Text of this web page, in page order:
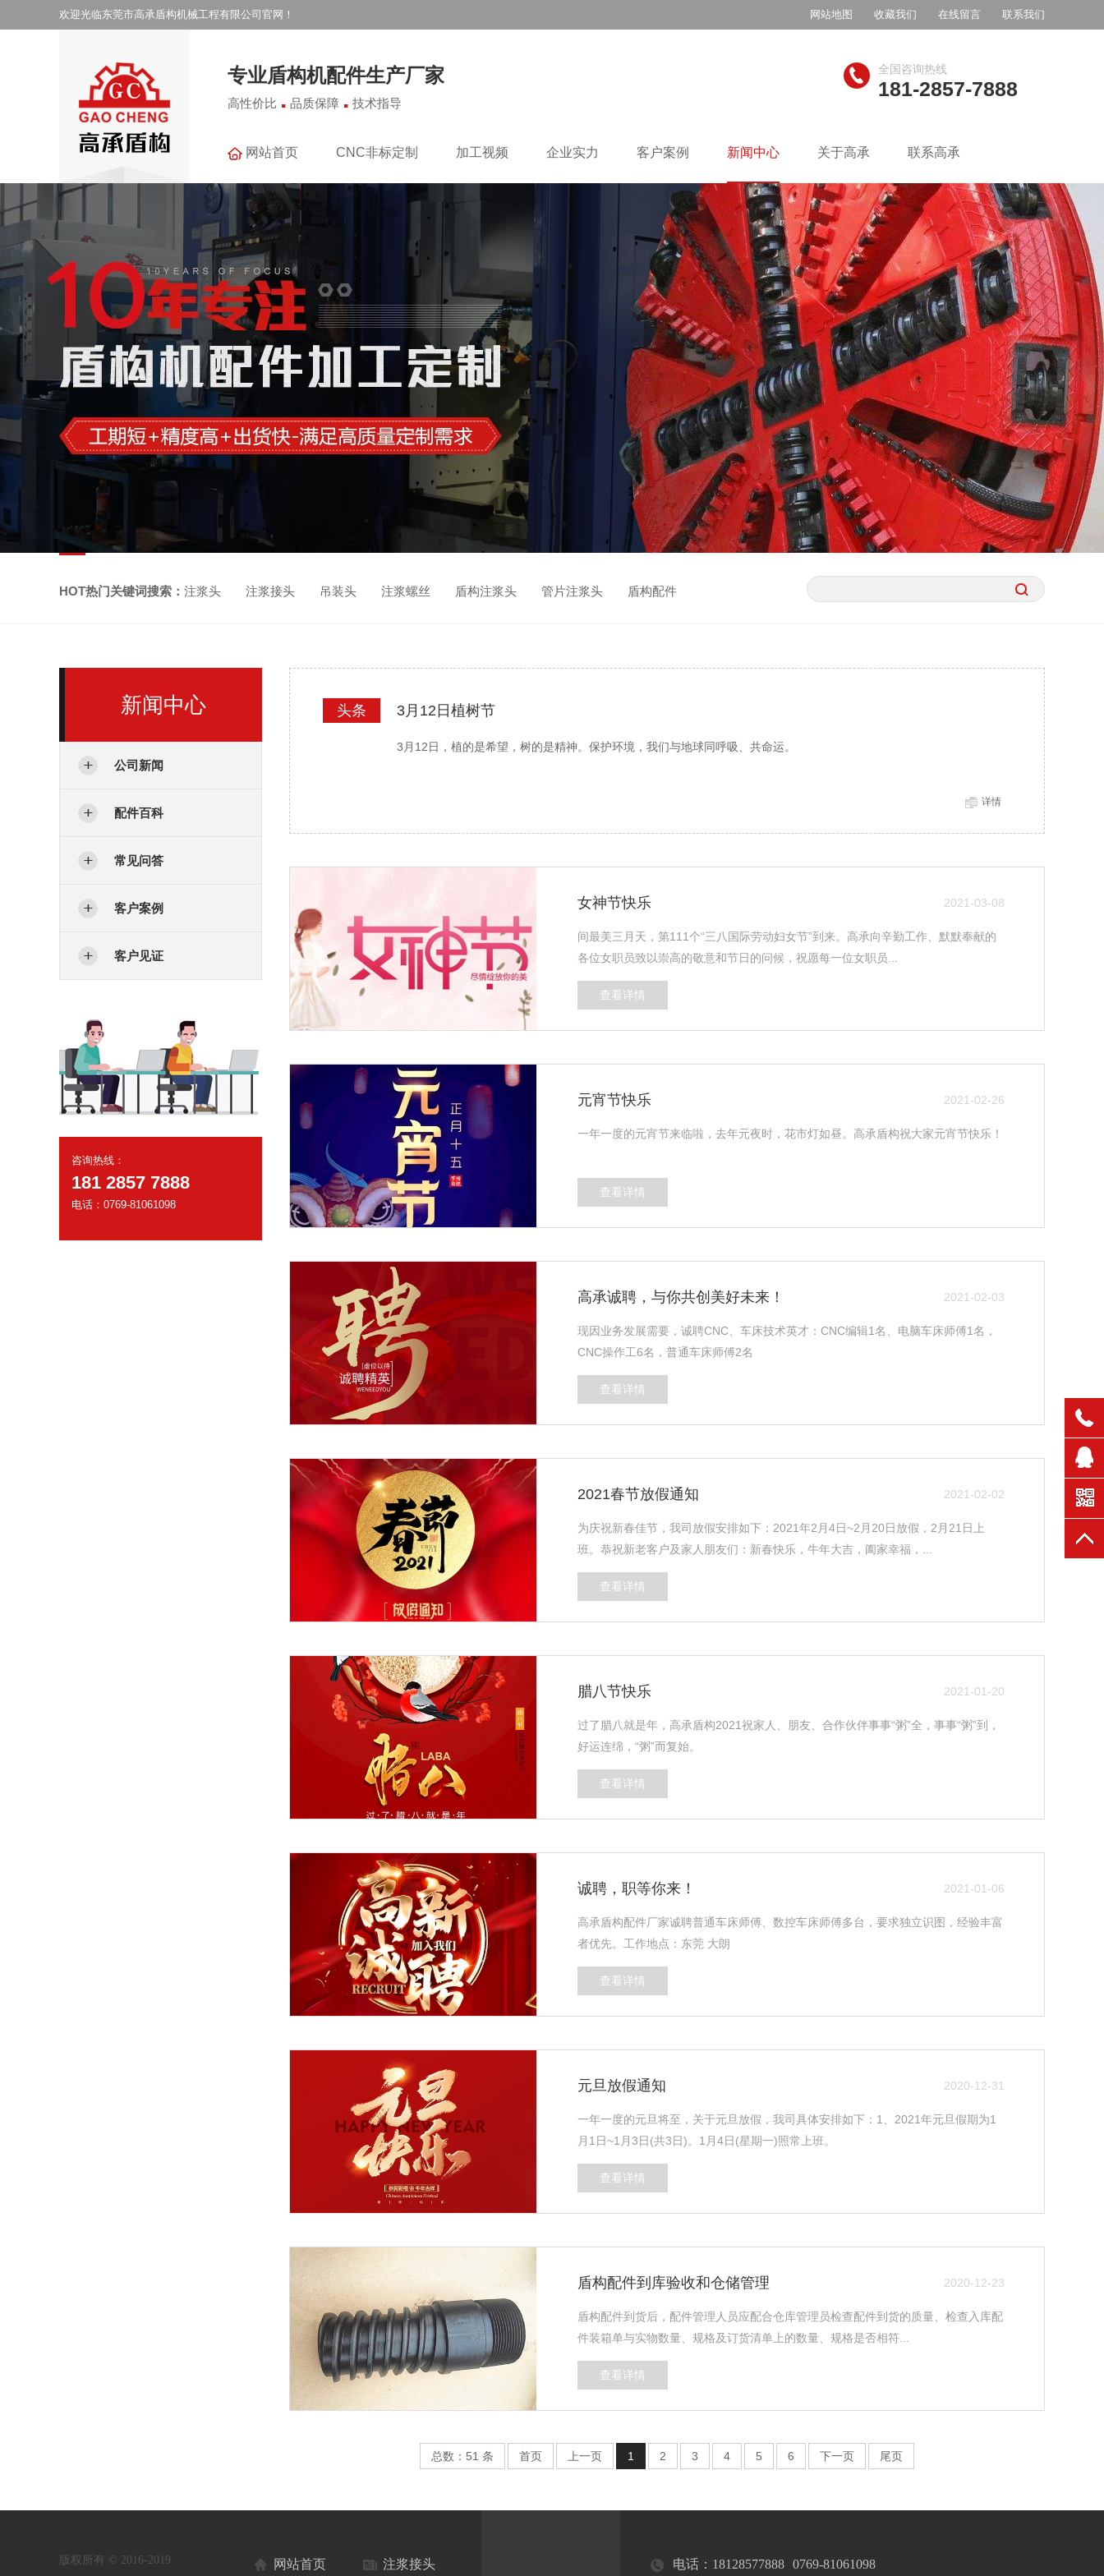
欢迎光临东莞市高承盾构机械工程有限公司官网！ 网站地图 收藏我们 在线留言 联系我们
专业盾构机配件生产厂家
高性价比 . 品质保障 . 技术指导
全国咨询热线
181-2857-7888
网站首页 CNC非标定制 加工视频 企业实力 客户案例 新闻中心 关于高承 联系高承
HOT热门关键词搜索： 注浆头 注浆接头 吊装头 注浆螺丝 盾构注浆头 管片注浆头 盾构配件
新闻中心
公司新闻
配件百科
常见问答
客户案例
客户见证
咨询热线：
181 2857 7888
电话：0769-81061098
3月12日植树节
头条
3月12日，植的是希望，树的是精神。保护环境，我们与地球同呼吸、共命运。
详情
女神节快乐 2021-03-08
间最美三月天，第111个“三八国际劳动妇女节”到来。高承向辛勤工作、默默奉献的
各位女职员致以崇高的敬意和节日的问候，祝愿每一位女职员...
查看详情
元宵节快乐 2021-02-26
一年一度的元宵节来临啦，去年元夜时，花市灯如昼。高承盾构祝大家元宵节快乐！
查看详情
高承诚聘，与你共创美好未来！ 2021-02-03
现因业务发展需要，诚聘CNC、车床技术英才：CNC编辑1名、电脑车床师傅1名，
CNC操作工6名，普通车床师傅2名
查看详情
2021春节放假通知 2021-02-02
为庆祝新春佳节，我司放假安排如下：2021年2月4日~2月20日放假，2月21日上
班。恭祝新老客户及家人朋友们：新春快乐，牛年大吉，阖家幸福，...
查看详情
腊八节快乐 2021-01-20
过了腊八就是年，高承盾构2021祝家人、朋友、合作伙伴事事“粥”全，事事“粥”到，
好运连绵，“粥”而复始。
查看详情
诚聘，职等你来！ 2021-01-06
高承盾构配件厂家诚聘普通车床师傅、数控车床师傅多台，要求独立识图，经验丰富
者优先。工作地点：东莞 大朗
查看详情
元旦放假通知 2020-12-31
一年一度的元旦将至，关于元旦放假，我司具体安排如下：1、2021年元旦假期为1
月1日~1月3日(共3日)。1月4日(星期一)照常上班。
查看详情
盾构配件到库验收和仓储管理 2020-12-23
盾构配件到货后，配件管理人员应配合仓库管理员检查配件到货的质量、检查入库配
件装箱单与实物数量、规格及订货清单上的数量、规格是否相符...
查看详情
总数：51 条 首页 上一页 1 2 3 4 5 6 下一页 尾页
版权所有 © 2016-2019 网站首页 注浆接头 电话： 18128577888 0769-81061098